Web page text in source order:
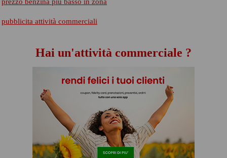
pubblicita attività commerciali
Hai un'attività commerciale ?